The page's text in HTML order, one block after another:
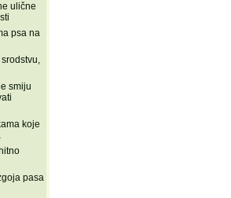
ulične
psa na
smiju
koje
pasa